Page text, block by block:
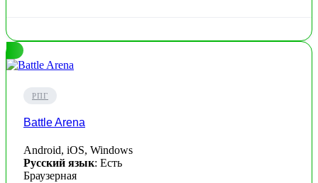
РПГ
Battle Arena
Android, iOS, Windows
Русский язык: Есть
Браузерная